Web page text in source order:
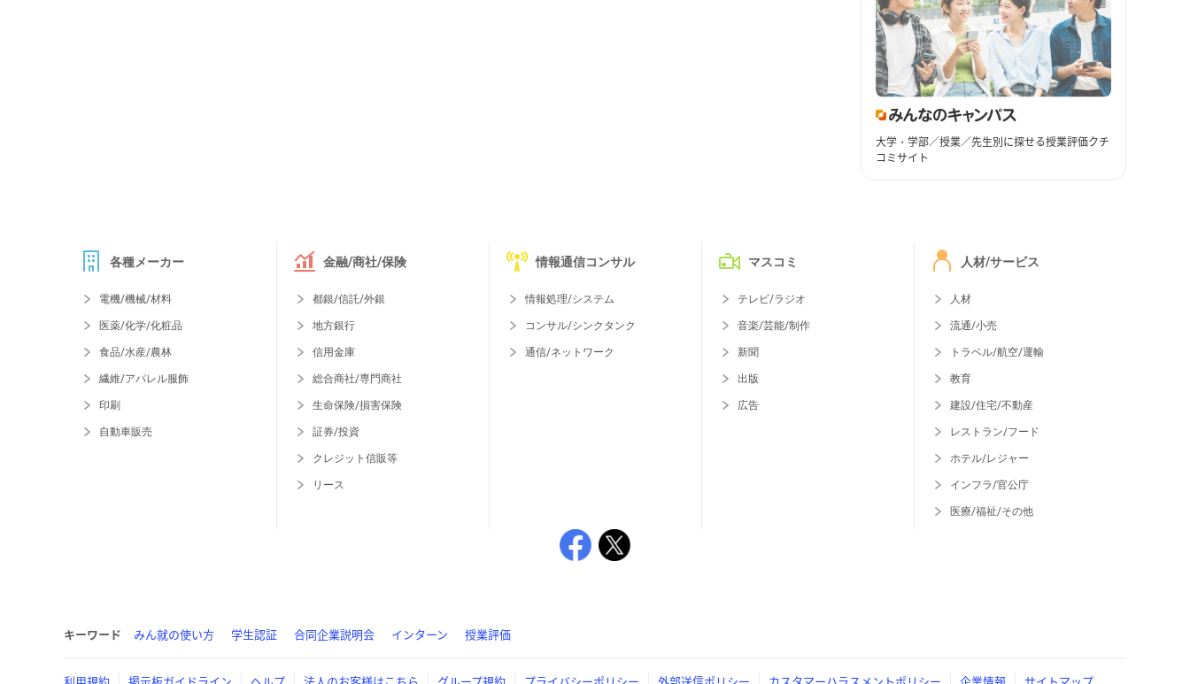
大学・学部／授業／先生別に探せる授業評価クチ
コミサイト
各種メーカー
電機/機械/材料
医薬/化学/化粧品
食品/水産/農林
繊維/アパレル服飾
印刷
自動車販売
金融/商社/保険
都銀/信託/外銀
地方銀行
信用金庫
総合商社/専門商社
生命保険/損害保険
証券/投資
クレジット信販等
リース
情報通信コンサル
情報処理/システム
コンサル/シンクタンク
通信/ネットワーク
マスコミ
テレビ/ラジオ
音楽/芸能/制作
新聞
出版
広告
人材/サービス
人材
流通/小売
トラベル/航空/運輸
教育
建設/住宅/不動産
レストラン/フード
ホテル/レジャー
インフラ/官公庁
医療/福祉/その他
キーワード みん就の使い方 学生認証 合同企業説明会 インターン 授業評価